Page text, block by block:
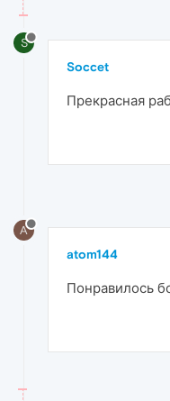
S
Soccet
Прекрасная
A
atom144
Понравилось